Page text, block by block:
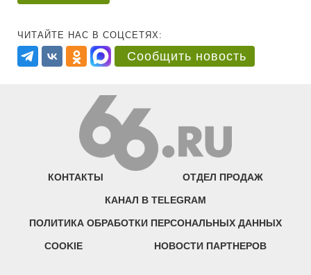
ЧИТАЙТЕ НАС В СОЦСЕТЯХ:
Сообщить новость
КОНТАКТЫ ОТДЕЛ ПРОДАЖ
КАНАЛ В TELEGRAM
ПОЛИТИКА ОБРАБОТКИ ПЕРСОНАЛЬНЫХ ДАННЫХ
COOKIE НОВОСТИ ПАРТНЕРОВ